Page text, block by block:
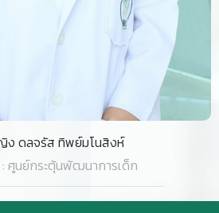
ญิง ศิริพร แจ่มจำรัส
ศูนย์กระตุ้นพัฒนาการเด็ก